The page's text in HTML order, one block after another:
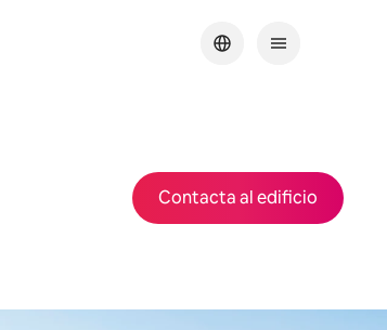
Contacta al edificio